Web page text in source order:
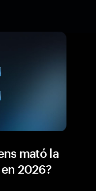
mató la
2026?